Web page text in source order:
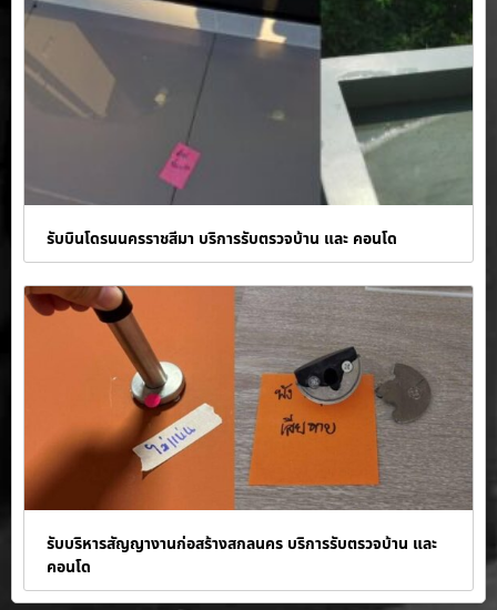
รับบินโดรนนครราชสีมา บริการรับตรวจบ้าน และ คอนโด
รับบริหารสัญญางานก่อสร้างสกลนคร บริการรับตรวจบ้าน และ
คอนโด